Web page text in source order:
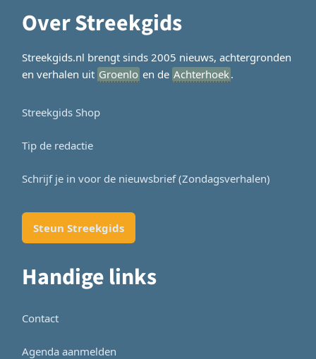
Over Streekgids
Streekgids.nl brengt sinds 2005 nieuws, achtergronden
en verhalen uit Groenlo en de Achterhoek.
Streekgids Shop
Tip de redactie
Schrijf je in voor de nieuwsbrief (Zondagsverhalen)
Steun Streekgids
Handige links
Contact
Agenda aanmelden